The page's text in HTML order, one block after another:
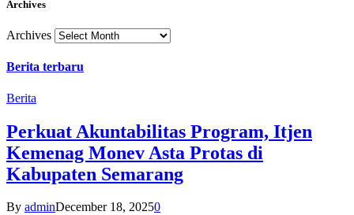
Archives
Archives
Berita terbaru
Berita
Perkuat Akuntabilitas Program, Itjen
Kemenag Monev Asta Protas di
Kabupaten Semarang
By adminDecember 18, 20250